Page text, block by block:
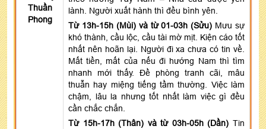
Thuần
Phong
lành. Người xuất hành thì đều bình yên.
Từ 13h-15h (Mùi) và từ 01-03h (Sửu) Mưu sự
khó thành, cầu lộc, cầu tài mờ mịt. Kiện cáo tốt
nhất nên hoãn lại. Người đi xa chưa có tin về.
Mất tiền, mất của nếu đi hướng Nam thì tìm
nhanh mới thấy. Đề phòng tranh cãi, mâu
thuẫn hay miệng tiếng tầm thường. Việc làm
chậm, lâu la nhưng tốt nhất làm việc gì đều
cần chắc chắn.
Từ 15h-17h (Thân) và từ 03h-05h (Dần) Tin